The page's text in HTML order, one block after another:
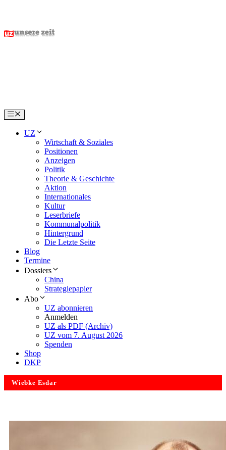
content
Menu
UZ
Wirtschaft & Soziales
Positionen
Anzeigen
Politik
Theorie & Geschichte
Aktion
Internationales
Kultur
Leserbriefe
Kommunalpolitik
Hintergrund
Die Letzte Seite
Blog
Termine
Dossiers
China
Strategiepapier
Abo
UZ abonnieren
Anmelden
UZ als PDF (Archiv)
UZ vom 7. August 2026
Spenden
Shop
DKP
Wiebke Esdar